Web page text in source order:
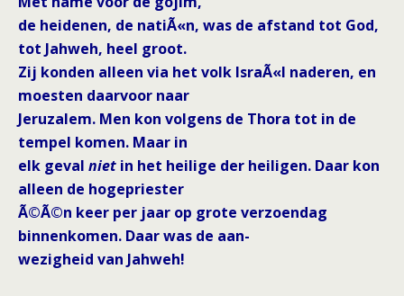
de heidenen, de natiÃ«n, was de afstand tot God,
tot Jahweh, heel groot.
Zij konden alleen via het volk IsraÃ«l naderen, en
moesten daarvoor naar
Jeruzalem. Men kon volgens de Thora tot in de
tempel komen. Maar in
elk geval niet in het heilige der heiligen. Daar kon
alleen de hogepriester
Ã©Ã©n keer per jaar op grote verzoendag
binnenkomen. Daar was de aan-
wezigheid van Jahweh!